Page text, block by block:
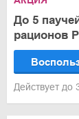
До 5
рационов
Действует до